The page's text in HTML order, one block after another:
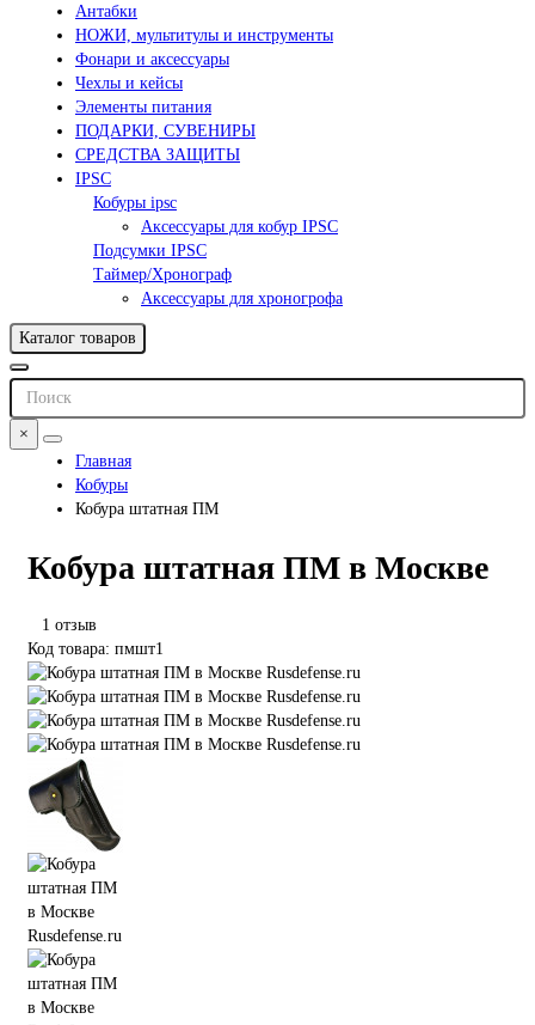
Антабки
НОЖИ, мультитулы и инструменты
Фонари и аксессуары
Чехлы и кейсы
Элементы питания
ПОДАРКИ, СУВЕНИРЫ
СРЕДСТВА ЗАЩИТЫ
IPSC
Кобуры ipsc
Аксессуары для кобур IPSC
Подсумки IPSC
Таймер/Хронограф
Аксессуары для хроногрофа
Каталог товаров
×
Главная
Кобуры
Кобура штатная ПМ
Кобура штатная ПМ в Москве
1 отзыв
Код товара: пмшт1